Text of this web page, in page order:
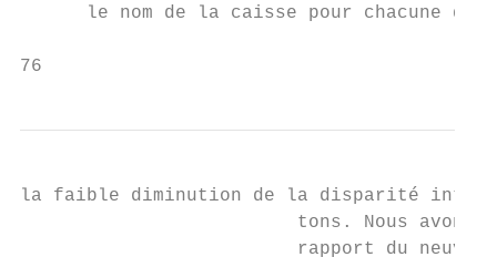
le nom de la caisse pour chacune
76
la faible diminution de la disparité
tons. Nous avons
rapport du